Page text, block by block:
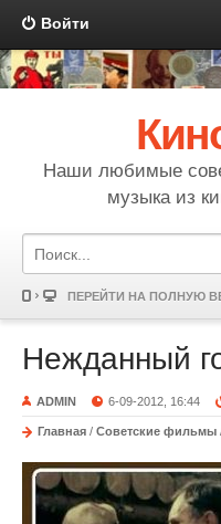
Войти
Наши любимые
музыка из
ПЕРЕЙТИ НА ПОЛНУЮ
Нежданный
ADMIN 6-09-2012, 16:44
Главная / Советские фильмы